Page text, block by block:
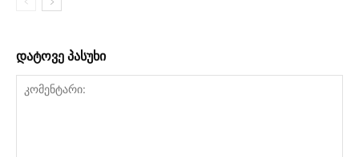
დატოვე პასუხი